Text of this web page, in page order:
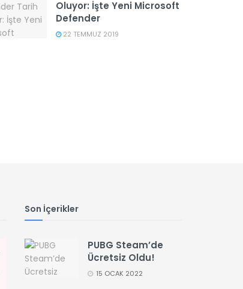
Oluyor: İşte Yeni Microsoft
Defender
22 TEMMUZ 2019
Son İçerikler
PUBG Steam’de
Ücretsiz Oldu!
15 OCAK 2022